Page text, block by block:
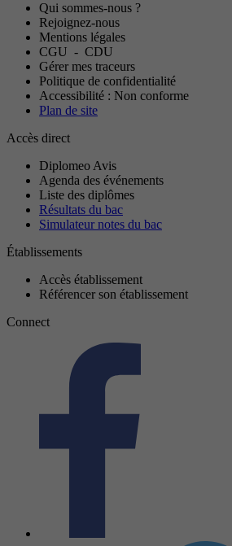
Qui sommes-nous ?
Rejoignez-nous
Mentions légales
CGU - CDU
Gérer mes traceurs
Politique de confidentialité
Accessibilité : Non conforme
Plan de site
Accès direct
Diplomeo Avis
Agenda des événements
Liste des diplômes
Résultats du bac
Simulateur notes du bac
Établissements
Accès établissement
Référencer son établissement
Connect